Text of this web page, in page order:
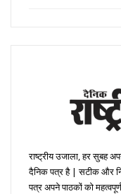
राष्ट्रीय उजाला, हर सुबह
दैनिक पत्र है | सटीक और
पत्र अपने पाठकों को